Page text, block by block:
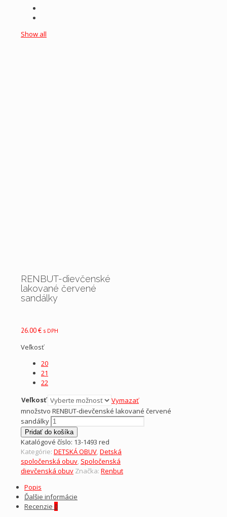
Show all
RENBUT-dievčenské
lakované červené
sandálky
26.00€ s DPH
Veľkosť
20
21
22
Veľkosť
Vymazať
množstvo RENBUT-dievčenské lakované červené
sandálky
Pridať do košíka
Katalógové číslo: 13-1493 red
Kategórie: DETSKÁ OBUV,Detská
spoločenská obuv, Spoločenská
dievčenská obuv Značka: Renbut
Popis
Ďalšie informácie
Recenzie 0